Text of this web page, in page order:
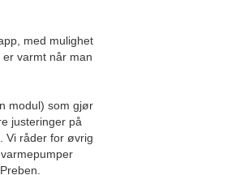
med mulighet
varmt når man
modul) som gjør
justeringer på
Vi råder for øvrig